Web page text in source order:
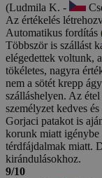
(Ludmila K. -
Az értékelés
Automatikus fordítás
Többször is szállást
elégedettek voltunk,
tökéletes, nagyra
nem a sötét krepp
szálláshelyen. Az
személyzet kedves
Gorjaci patakot is
korunk miatt
térdfájdalmak miatt.
kirándulásokhoz.
9/10